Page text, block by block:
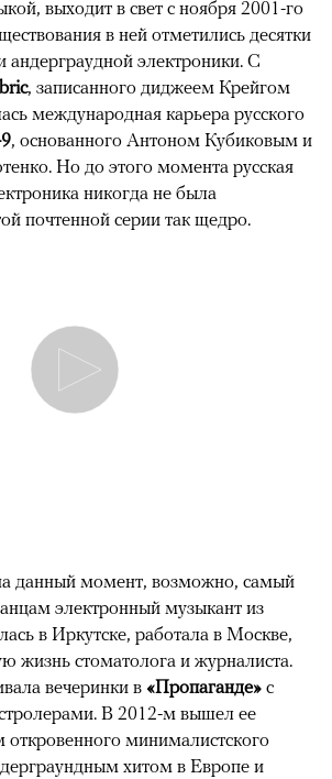
выходит в свет с ноября 2001-го
в ней отметились десятки
андерграудной электроники. С
, записанного диджеем Крейгом
международная карьера русского
, основанного Антоном Кубиковым и
Но до этого момента русская
никогда не была
почтенной серии так щедро.
данный момент, возможно, самый
электронный музыкант из
в Иркутске, работала в Москве,
жизнь стоматолога и журналиста.
вечеринки в «Пропаганде» с
В 2012-м вышел ее
минималистского
хитом в Европе и